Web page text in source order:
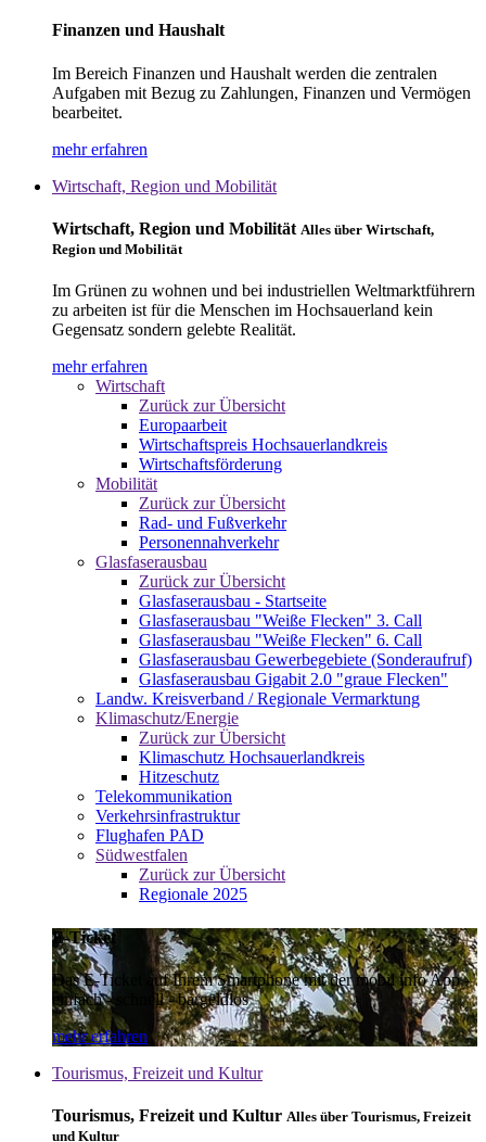
Finanzen und Haushalt
Im Bereich Finanzen und Haushalt werden die zentralen
Aufgaben mit Bezug zu Zahlungen, Finanzen und Vermögen
bearbeitet.
mehr erfahren
Wirtschaft, Region und Mobilität
Wirtschaft, Region und Mobilität Alles über Wirtschaft,
Region und Mobilität
Im Grünen zu wohnen und bei industriellen Weltmarktführern
zu arbeiten ist für die Menschen im Hochsauerland kein
Gegensatz sondern gelebte Realität.
mehr erfahren
Wirtschaft
Zurück zur Übersicht
Europaarbeit
Wirtschaftspreis Hochsauerlandkreis
Wirtschaftsförderung
Mobilität
Zurück zur Übersicht
Rad- und Fußverkehr
Personennahverkehr
Glasfaserausbau
Zurück zur Übersicht
Glasfaserausbau - Startseite
Glasfaserausbau "Weiße Flecken" 3. Call
Glasfaserausbau "Weiße Flecken" 6. Call
Glasfaserausbau Gewerbegebiete (Sonderaufruf)
Glasfaserausbau Gigabit 2.0 "graue Flecken"
Landw. Kreisverband / Regionale Vermarktung
Klimaschutz/Energie
Zurück zur Übersicht
Klimaschutz Hochsauerlandkreis
Hitzeschutz
Telekommunikation
Verkehrsinfrastruktur
Flughafen PAD
Südwestfalen
Zurück zur Übersicht
Regionale 2025
E-Ticket
Das E-Ticket auf Ihrem Smartphone mit der mobil info App -
einfach - schnell - bargeldlos
mehr erfahren
Tourismus, Freizeit und Kultur
Tourismus, Freizeit und Kultur Alles über Tourismus, Freizeit
und Kultur